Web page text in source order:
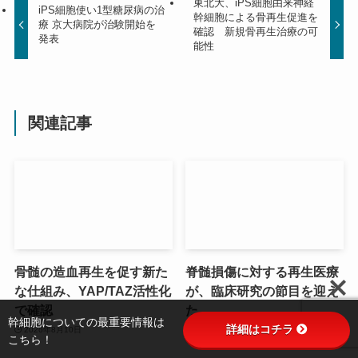
iPS細胞使い1型糖尿病の治
療 京大病院が治験開始を
発表
東北大、iPS細胞由来神経
幹細胞による骨再生促進を
確認 新規骨再生治療の可
能性
関連記事
骨髄の造血再生を促す新た
な仕組み、YAP/TAZ活性化
で確認
2026年8月10日
脊髄損傷に対する再生医療
が、臨床研究の節目を迎え
た
2026年8月5日
幹細胞についての最重要情報は
こちら！
詳細はコチラ